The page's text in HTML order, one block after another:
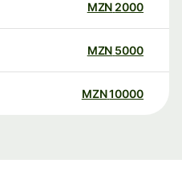
2000
MZN
5000
MZN
10000
MZN